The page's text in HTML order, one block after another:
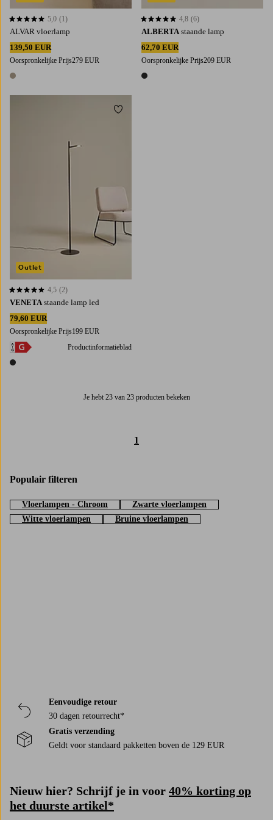
ALVAR vloerlamp
139,50 EUR
Oorspronkelijke Prijs279 EUR
1 kleur
5,0 op basis van 1 beoordelingen
5,0 (1)
ALBERTA staande lamp
62,70 EUR
Oorspronkelijke Prijs209 EUR
1 kleur
4,8 op basis van 6 beoordelingen
4,8 (6)
VENETA staande lamp led
79,60 EUR
Oorspronkelijke Prijs199 EUR
Productinformatieblad
1 kleur
4,5 op basis van 2 beoordelingen
4,5 (2)
Outlet
Toevoegen aan favorieten
Je hebt 23 van 23 producten bekeken
1
Populair filteren
Vloerlampen - Chroom
Zwarte vloerlampen
Witte vloerlampen
Bruine vloerlampen
Eenvoudige retour
30 dagen retourrecht*
Gratis verzending
Geldt voor standaard pakketten boven de 129 EUR
Nieuw hier? Schrijf je in voor 40% korting op
het duurste artikel*